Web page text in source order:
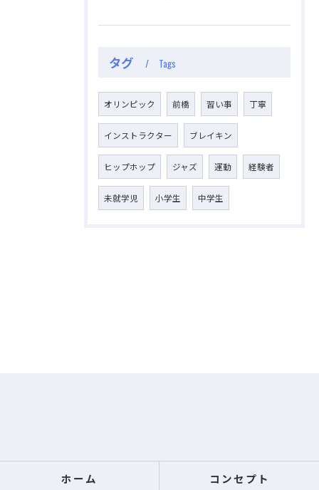
タグ Tags
オリンピック 前橋 習い事 丁寧
インストラクター ブレイキン
ヒップホップ ジャズ 運動 経験者
未就学児 小学生 中学生
ホーム コンセプト